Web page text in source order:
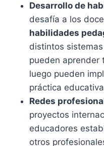
Desarrollo de
desafía a los
habilidades
distintos
pueden aprender
luego pueden
práctica
Redes
proyectos
educadores
otros